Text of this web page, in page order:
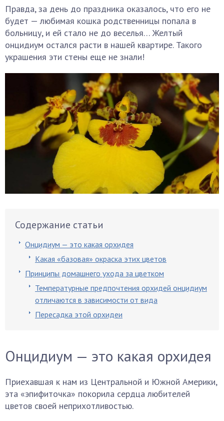
Правда, за день до праздника оказалось, что его не
будет — любимая кошка родственницы попала в
больницу, и ей стало не до веселья… Желтый
онцидиум остался расти в нашей квартире. Такого
украшения эти стены еще не знали!
Содержание статьи
Онцидиум — это какая орхидея
Какая «базовая» окраска этих цветов
Принципы домашнего ухода за цветком
Температурные предпочтения орхидей онцидиум
отличаются в зависимости от вида
Пересадка этой орхидеи
Онцидиум — это какая орхидея
Приехавшая к нам из Центральной и Южной Америки,
эта «эпифиточка» покорила сердца любителей
цветов своей неприхотливостью.